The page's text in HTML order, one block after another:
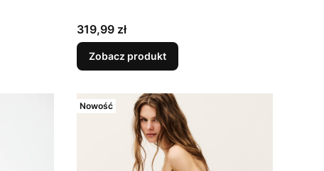
Cena
319,99 zł
Zobacz produkt
Nowość